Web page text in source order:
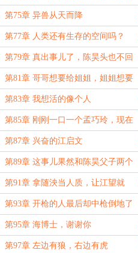
小白脸了
第75章 异兽从天而降
第77章 人类还有生存的空间吗？
第79章 真出事儿了，陈昊头也不回
的就跑了
第81章 哥哥想要给姐姐，姐姐想要
给她
第83章 我想活的像个人
第85章 刚刚一口一个孟巧玲，现在
张口闭口就是老婆
第87章 兴奋的江启文
第89章 这事儿果然和陈昊父子两个
有关系！
第91章 拿随泱当人质，让江望就
范？
第93章 开枪的人最后却中枪倒地了
第95章 海博士，谢谢你
第97章 左边有狼，右边有虎